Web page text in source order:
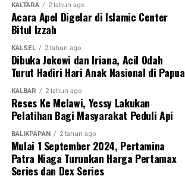
KALTARA 2 tahun ago
Acara Apel Digelar di Islamic Center
Bitul Izzah
KALSEL 2 tahun ago
Dibuka Jokowi dan Iriana, Acil Odah
Turut Hadiri Hari Anak Nasional di Papua
KALBAR 2 tahun ago
Reses Ke Melawi, Yessy Lakukan
Pelatihan Bagi Masyarakat Peduli Api
BALIKPAPAN 2 tahun ago
Mulai 1 September 2024, Pertamina
Patra Niaga Turunkan Harga Pertamax
Series dan Dex Series